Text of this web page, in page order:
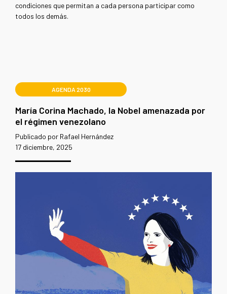
condiciones que permitan a cada persona participar como
todos los demás.
AGENDA 2030
María Corina Machado, la Nobel amenazada por
el régimen venezolano
Publicado por Rafael Hernández
17 diciembre, 2025